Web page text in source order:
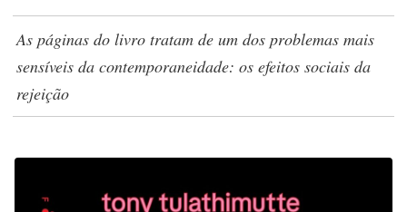
As páginas do livro tratam de um dos problemas mais
sensíveis da contemporaneidade: os efeitos sociais da
rejeição